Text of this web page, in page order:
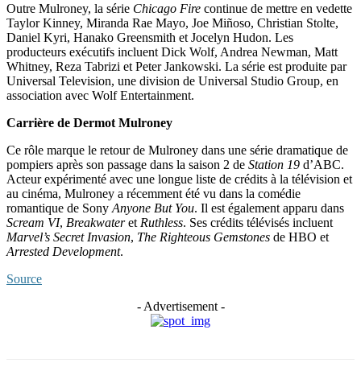
Outre Mulroney, la série Chicago Fire continue de mettre en vedette
Taylor Kinney, Miranda Rae Mayo, Joe Miñoso, Christian Stolte,
Daniel Kyri, Hanako Greensmith et Jocelyn Hudon. Les
producteurs exécutifs incluent Dick Wolf, Andrea Newman, Matt
Whitney, Reza Tabrizi et Peter Jankowski. La série est produite par
Universal Television, une division de Universal Studio Group, en
association avec Wolf Entertainment.
Carrière de Dermot Mulroney
Ce rôle marque le retour de Mulroney dans une série dramatique de
pompiers après son passage dans la saison 2 de Station 19 d’ABC.
Acteur expérimenté avec une longue liste de crédits à la télévision et
au cinéma, Mulroney a récemment été vu dans la comédie
romantique de Sony Anyone But You. Il est également apparu dans
Scream VI, Breakwateret Ruthless. Ses crédits télévisés incluent
Marvel’s Secret Invasion, The Righteous Gemstones de HBO et
Arrested Development.
Source
- Advertisement -